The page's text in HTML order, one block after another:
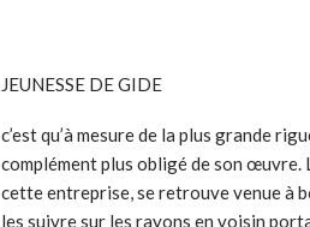
JEUNESSE DE GIDE
c’est qu’à mesure de la plus grande
complément plus obligé de son œuvre.
cette entreprise, se retrouve venue à
les suivre sur les rayons en voisin